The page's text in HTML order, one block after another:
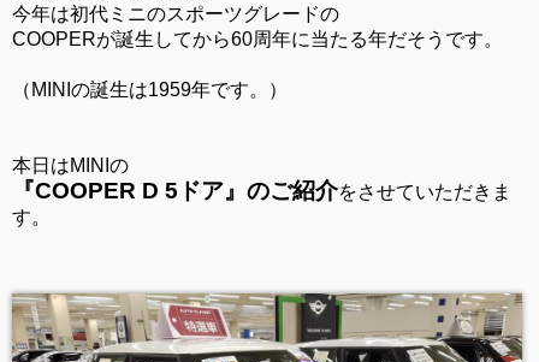
今年は初代ミニのスポーツグレードの
COOPERが誕生してから60周年に当たる年だそうです。
（MINIの誕生は1959年です。）
本日はMINIの
『COOPER D 5ドア』のご紹介をさせていただきま
す。